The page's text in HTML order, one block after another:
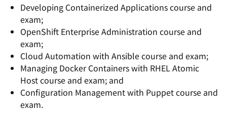
Developing Containerized Applications course and
exam;
OpenShift Enterprise Administration course and
exam;
Cloud Automation with Ansible course and exam;
Managing Docker Containers with RHEL Atomic
Host course and exam; and
Configuration Management with Puppet course and
exam.